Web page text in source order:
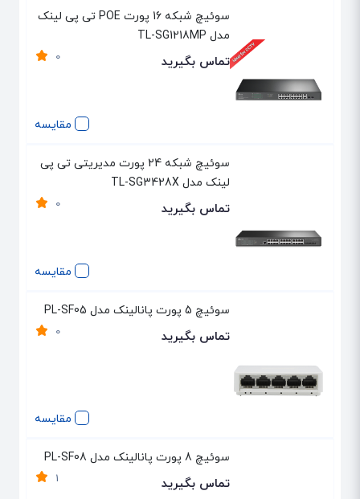
مقایسه
سوئیچ شبکه 16 پورت POE تی پی لینک
مدل TL-SG1218MP
0 تماس بگیرید
مقایسه
سوئیچ شبکه 24 پورت مدیریتی تی پی
لینک مدل TL-SG3428X
0 تماس بگیرید
مقایسه
سوئیچ 5 پورت پانالینک مدل PL-SF05
0 تماس بگیرید
سوئیچ 8 پورت پانالینک مدل PL-SF08
1 تماس بگیرید